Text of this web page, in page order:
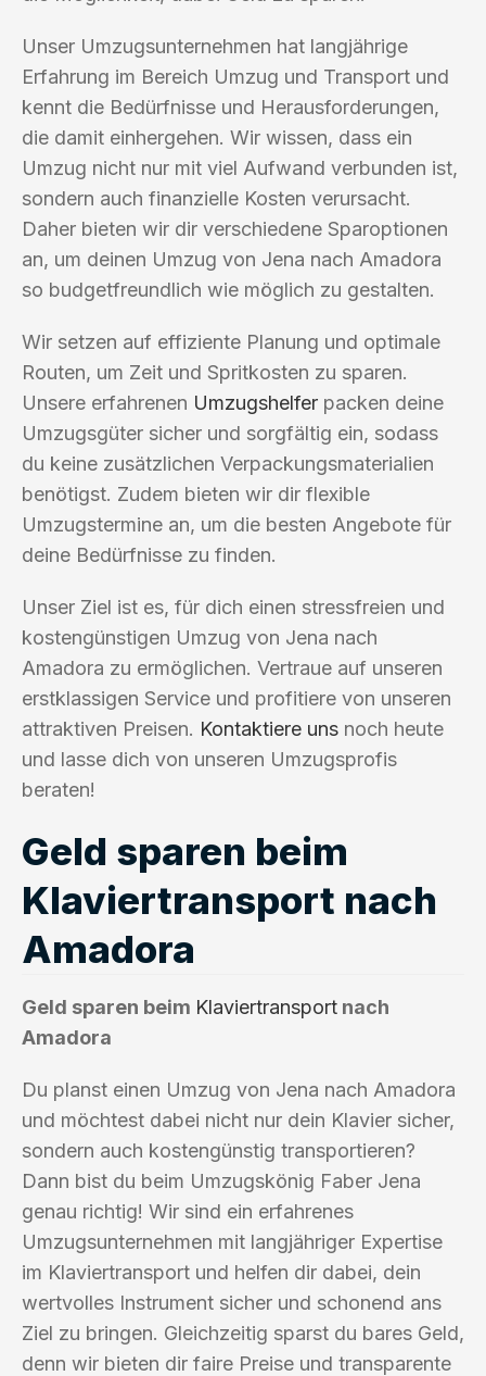
Unser Umzugsunternehmen hat langjährige
Erfahrung im Bereich Umzug und Transport und
kennt die Bedürfnisse und Herausforderungen,
die damit einhergehen. Wir wissen, dass ein
Umzug nicht nur mit viel Aufwand verbunden ist,
sondern auch finanzielle Kosten verursacht.
Daher bieten wir dir verschiedene Sparoptionen
an, um deinen Umzug von Jena nach Amadora
so budgetfreundlich wie möglich zu gestalten.
Wir setzen auf effiziente Planung und optimale
Routen, um Zeit und Spritkosten zu sparen.
Unsere erfahrenen Umzugshelfer packen deine
Umzugsgüter sicher und sorgfältig ein, sodass
du keine zusätzlichen Verpackungsmaterialien
benötigst. Zudem bieten wir dir flexible
Umzugstermine an, um die besten Angebote für
deine Bedürfnisse zu finden.
Unser Ziel ist es, für dich einen stressfreien und
kostengünstigen Umzug von Jena nach
Amadora zu ermöglichen. Vertraue auf unseren
erstklassigen Service und profitiere von unseren
attraktiven Preisen. Kontaktiere uns noch heute
und lasse dich von unseren Umzugsprofis
beraten!
Geld sparen beim
Klaviertransport nach
Amadora
Geld sparen beim Klaviertransport nach
Amadora
Du planst einen Umzug von Jena nach Amadora
und möchtest dabei nicht nur dein Klavier sicher,
sondern auch kostengünstig transportieren?
Dann bist du beim Umzugskönig Faber Jena
genau richtig! Wir sind ein erfahrenes
Umzugsunternehmen mit langjähriger Expertise
im Klaviertransport und helfen dir dabei, dein
wertvolles Instrument sicher und schonend ans
Ziel zu bringen. Gleichzeitig sparst du bares Geld,
denn wir bieten dir faire Preise und transparente